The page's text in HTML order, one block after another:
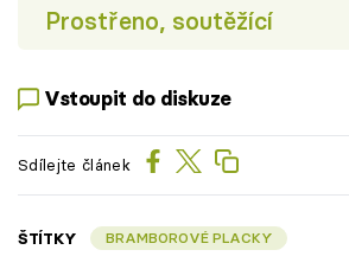
Prostřeno, soutěžící
Vstoupit do diskuze
Sdílejte článek
ŠTÍTKY BRAMBOROVÉ PLACKY